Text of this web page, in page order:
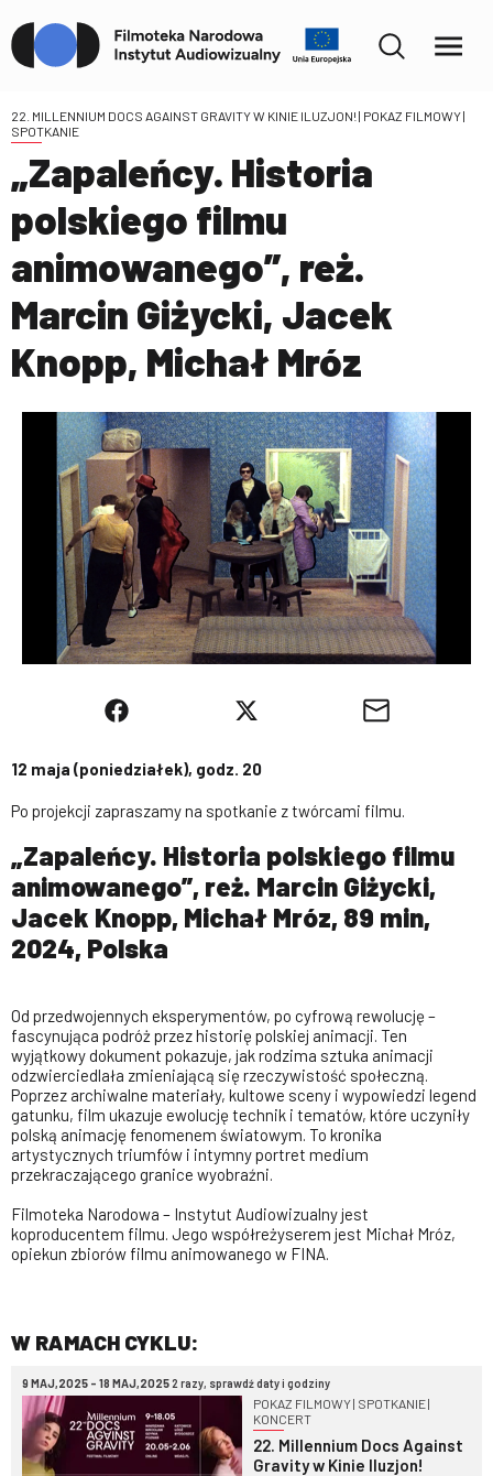
22. MILLENNIUM DOCS AGAINST GRAVITY W KINIE ILUZJON! | POKAZ FILMOWY |
SPOTKANIE
„Zapaleńcy. Historia
polskiego filmu
animowanego”, reż.
Marcin Giżycki, Jacek
Knopp, Michał Mróz
12 maja (poniedziałek), godz. 20
Po projekcji zapraszamy na spotkanie z twórcami filmu.
„Zapaleńcy. Historia polskiego filmu
animowanego”, reż. Marcin Giżycki,
Jacek Knopp, Michał Mróz, 89 min,
2024, Polska
Od przedwojennych eksperymentów, po cyfrową rewolucję –
fascynująca podróż przez historię polskiej animacji. Ten
wyjątkowy dokument pokazuje, jak rodzima sztuka animacji
odzwierciedlała zmieniającą się rzeczywistość społeczną.
Poprzez archiwalne materiały, kultowe sceny i wypowiedzi legend
gatunku, film ukazuje ewolucję technik i tematów, które uczyniły
polską animację fenomenem światowym. To kronika
artystycznych triumfów i intymny portret medium
przekraczającego granice wyobraźni.
Filmoteka Narodowa – Instytut Audiowizualny jest
koproducentem filmu. Jego współreżyserem jest Michał Mróz,
opiekun zbiorów filmu animowanego w FINA.
W RAMACH CYKLU:
9 MAJ,2025 - 18 MAJ,20252 razy, sprawdź daty i godziny
POKAZ FILMOWY | SPOTKANIE |
KONCERT
22. Millennium Docs Against
Gravity w Kinie Iluzjon!